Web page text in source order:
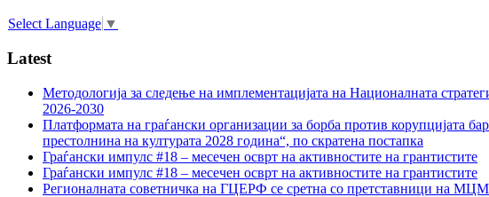
Select Language ▼
Latest
Методологија за следење на имплементацијата на Националната
2026-2030
Платформата на граѓански организации за борба против корупцијата
престолнина на културата 2028 година“, по скратена постапка
Граѓански импулс #18 – месечен осврт на активностите на грантистите
Граѓански импулс #18 – месечен осврт на активностите на грантистите
Регионалната советничка на ГЦЕРФ се сретна со претставници на